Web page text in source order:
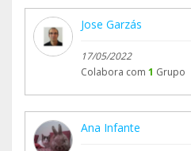
Jose Garzás
17/05/2022
Colabora com 1 Grupo
Ana Infante